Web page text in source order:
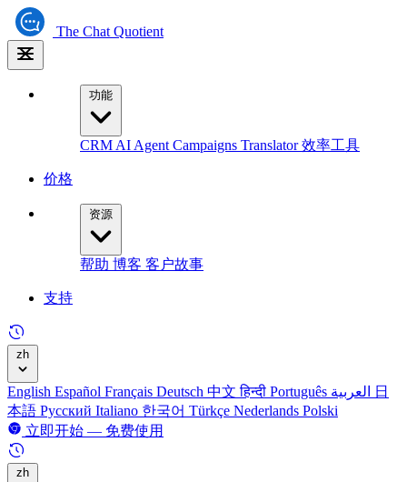
The Chat Quotient
功能
CRM AI Agent Campaigns Translator效率工具
价格
资源
帮助 博客 客户故事
支持
zh
English Español Français Deutsch 中文हिन्दी Português
日
本語 Русский Italiano 한국어 Türkçe Nederlands Polski
立即开始 — 免费使用
zh